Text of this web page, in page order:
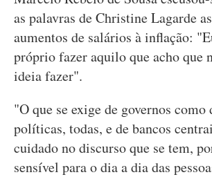
as palavras de Christine Lagarde
aumentos de salários à inflação:
próprio fazer aquilo que acho que
ideia fazer".
"O que se exige de governos como
políticas, todas, e de bancos
cuidado no discurso que se tem,
sensível para o dia a dia das